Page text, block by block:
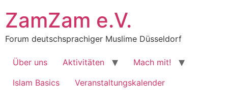
Inhalt
springen
ZamZam e.V.
Forum deutschsprachiger Muslime Düsseldorf
Über uns Aktivitäten
Mach mit!
Islam Basics
Veranstaltungskalender